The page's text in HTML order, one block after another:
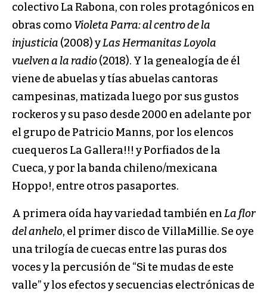
colectivo La Rabona, con roles protagónicos en
obras como Violeta Parra: al centro de la
injusticia (2008) yLas Hermanitas Loyola
vuelven a la radio(2018). Y la genealogía de él
viene de abuelas y tías abuelas cantoras
campesinas, matizada luego por sus gustos
rockeros y su paso desde 2000 en adelante por
el grupo de Patricio Manns, por los elencos
cuequeros La Gallera!!! y Porfiados de la
Cueca, y por la banda chileno/mexicana
Hoppo!, entre otros pasaportes.
A primera oída hay variedad también enLa flor
del anhelo, el primer disco de VillaMillie. Se oye
una trilogía de cuecas entre las puras dos
voces y la percusión de “Si te mudas de este
valle” y los efectos y secuencias electrónicas de